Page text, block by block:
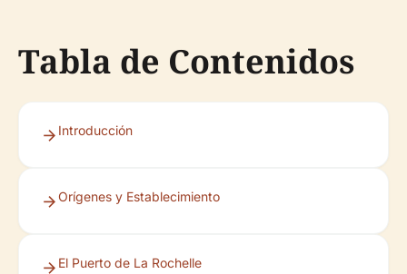
Tabla de Contenidos
Introducción
Orígenes y Establecimiento
El Puerto de La Rochelle